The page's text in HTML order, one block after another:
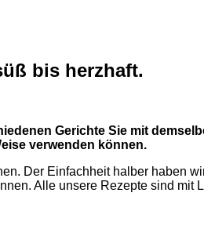
bis herzhaft.
Gerichte Sie mit
verwenden können.
Der Einfachheit halber haben
Alle unsere Rezepte sind